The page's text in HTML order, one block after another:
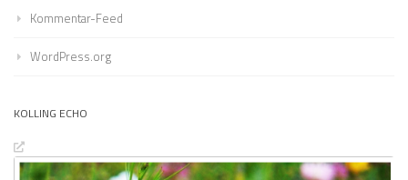
Kommentar-Feed
WordPress.org
KOLLING ECHO